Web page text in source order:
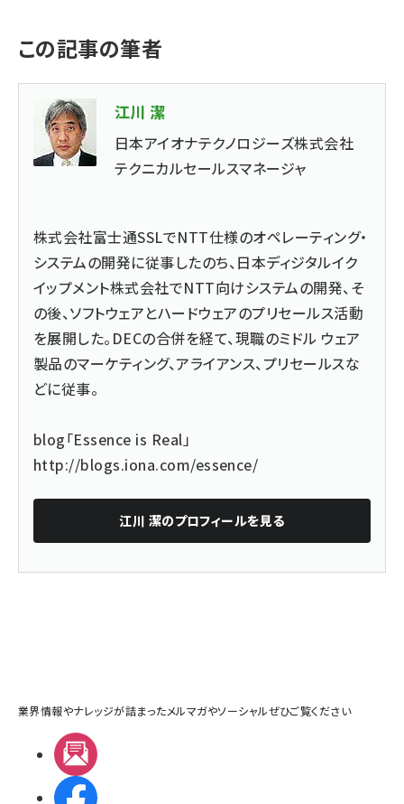
この記事の筆者
江川 潔
日本アイオナテクノロジーズ株式会社
テクニカルセールスマネージャ
株式会社富士通SSLでNTT仕様のオペレーティング・
システムの開発に従事したのち、日本ディジタルイク
イップメント株式会社でNTT向けシステムの開発、そ
の後、ソフトウェアとハードウェアのプリセールス活動
を展開した。DECの合併を経て、現職のミドル ウェア
製品のマーケティング、アライアンス、プリセールスな
どに従事。
blog「Essence is Real」
http://blogs.iona.com/essence/
江川 潔のプロフィールを見る
業界情報やナレッジが詰まったメルマガやソーシャルぜひご覧ください